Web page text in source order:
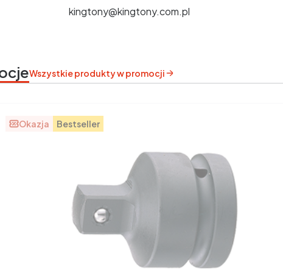
kingtony@kingtony.com.pl
Wszystkie produkty w promocji
Okazja Bestseller